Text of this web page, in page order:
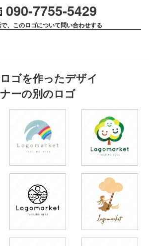
090-7755-5429
、このロゴについて問い合わせする
ゴを作ったデザイ
ナーの別のロゴ